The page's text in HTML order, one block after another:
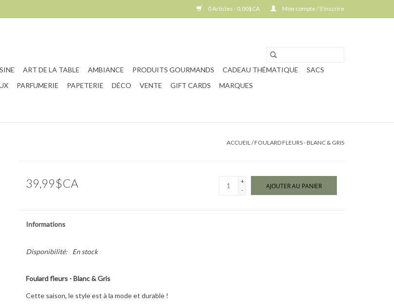
0 Articles - 0,00$CA Mon compte / S'inscrire
ART DE LA TABLE AMBIANCE PRODUITS GOURMANDS CADEAU THÉMATIQUE
SACS
PARFUMERIE PAPETERIE DÉCO VENTE GIFT CARDS MARQUES
ACCUEIL/FOULARD FLEURS - BLANC & GRIS
39,99$CA
+
-
AJOUTER AU PANIER
Informations
Disponibilité: En stock
Foulard fleurs - Blanc & Gris
Cette saison, le style est à la mode et durable !